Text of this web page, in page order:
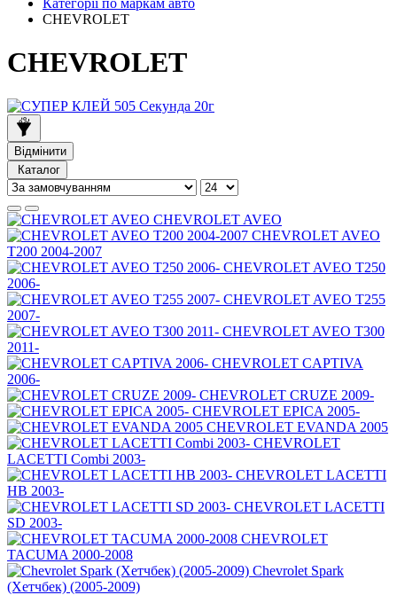
Категорії по маркам авто
CHEVROLET
CHEVROLET
Відмінити
Каталог
CHEVROLET AVEO
CHEVROLET AVEO
Т200 2004-2007
CHEVROLET AVEO Т250
2006-
CHEVROLET AVEO Т255
2007-
CHEVROLET AVEO Т300
2011-
CHEVROLET CAPTIVA
2006-
CHEVROLET CRUZE 2009-
CHEVROLET EPICA 2005-
CHEVROLET EVANDA 2005
CHEVROLET
LACETTI Combi 2003-
CHEVROLET LACETTI
HB 2003-
CHEVROLET LACETTI
SD 2003-
CHEVROLET
TACUMA 2000-2008
Chevrolet Spark
(Хетчбек) (2005-2009)